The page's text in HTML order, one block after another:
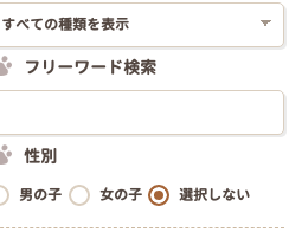
フリーワード検索
性別
男の子 女の子 選択しない